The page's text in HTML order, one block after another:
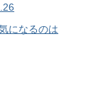
になるのは